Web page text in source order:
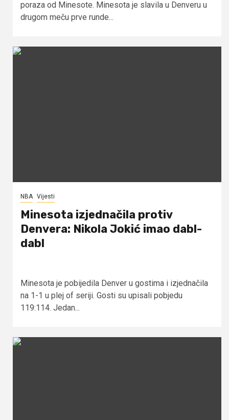
poraza od Minesote. Minesota je slavila u Denveru u
drugom meču prve runde...
NBA Vijesti
Minesota izjednačila protiv
Denvera: Nikola Jokić imao dabl-
dabl
Minesota je pobijedila Denver u gostima i izjednačila
na 1-1 u plej of seriji. Gosti su upisali pobjedu
119:114. Jedan...